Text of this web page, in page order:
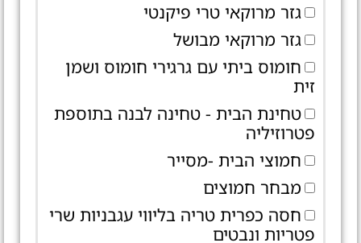
גזר מרוקאי טרי פיקנטי
גזר מרוקאי מבושל
חומוס ביתי עם גרגירי חומוס ושמן
זית
טחינת הבית - טחינה לבנה בתוספת
פטרוזיליה
חמוצי הבית -מסייר
מבחר חמוצים
חסה כפרית טריה בליווי עגבניות שרי
פטריות ונבטים